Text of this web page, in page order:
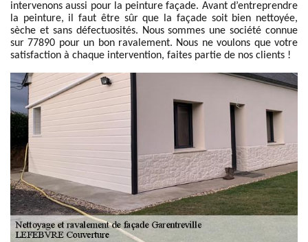
intervenons aussi pour la peinture façade. Avant d’entreprendre
la peinture, il faut être sûr que la façade soit bien nettoyée,
sèche et sans défectuosités. Nous sommes une société connue
sur 77890 pour un bon ravalement. Nous ne voulons que votre
satisfaction à chaque intervention, faites partie de nos clients !